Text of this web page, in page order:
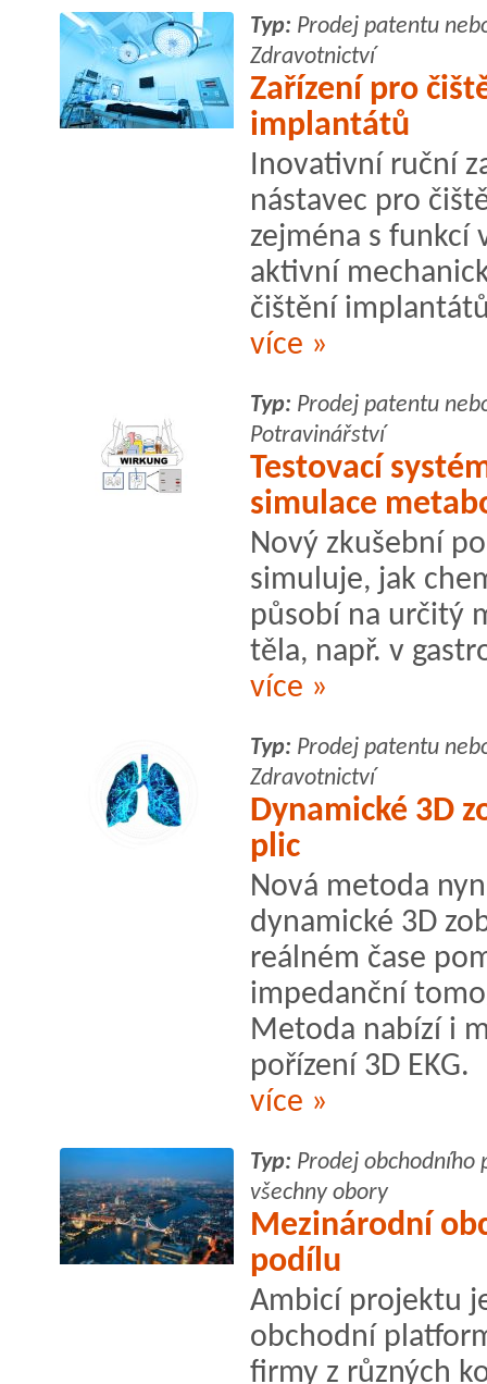
Typ: Prodej patentu
Zdravotnictví
Zařízení pro
implantátů
Inovativní ruční
nástavec pro
zejména s
aktivní
čištění
více »
Typ: Prodej patentu
Potravinářství
Testovací
simulace
Nový zkušební
simuluje, jak
působí na určitý
těla, např. v
více »
Typ: Prodej patentu
Zdravotnictví
Dynamické 3D
plic
Nová metoda
dynamické 3D
reálném čase
impedanční
Metoda nabízí i
pořízení 3D EKG.
více »
Typ: Prodej obchodního
všechny obory
Mezinárodní
podílu
Ambicí projektu
obchodní
firmy z různých